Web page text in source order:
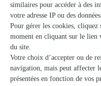
L’atelier de Christophe
Coulommiers
★★
21, rue de la Pêcherie
Voir la boutique